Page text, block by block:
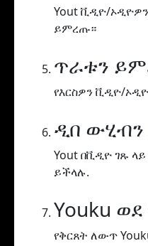
Yout ቪዲዮ/
ይምረጡ።
ጥራቱን
የእርስዎን ቪዲዮ/
ዲበ
Yout በቪዲዮ ገጹ
ይችላሉ.
Youku ወደ
የቅርጸት ለውጥ